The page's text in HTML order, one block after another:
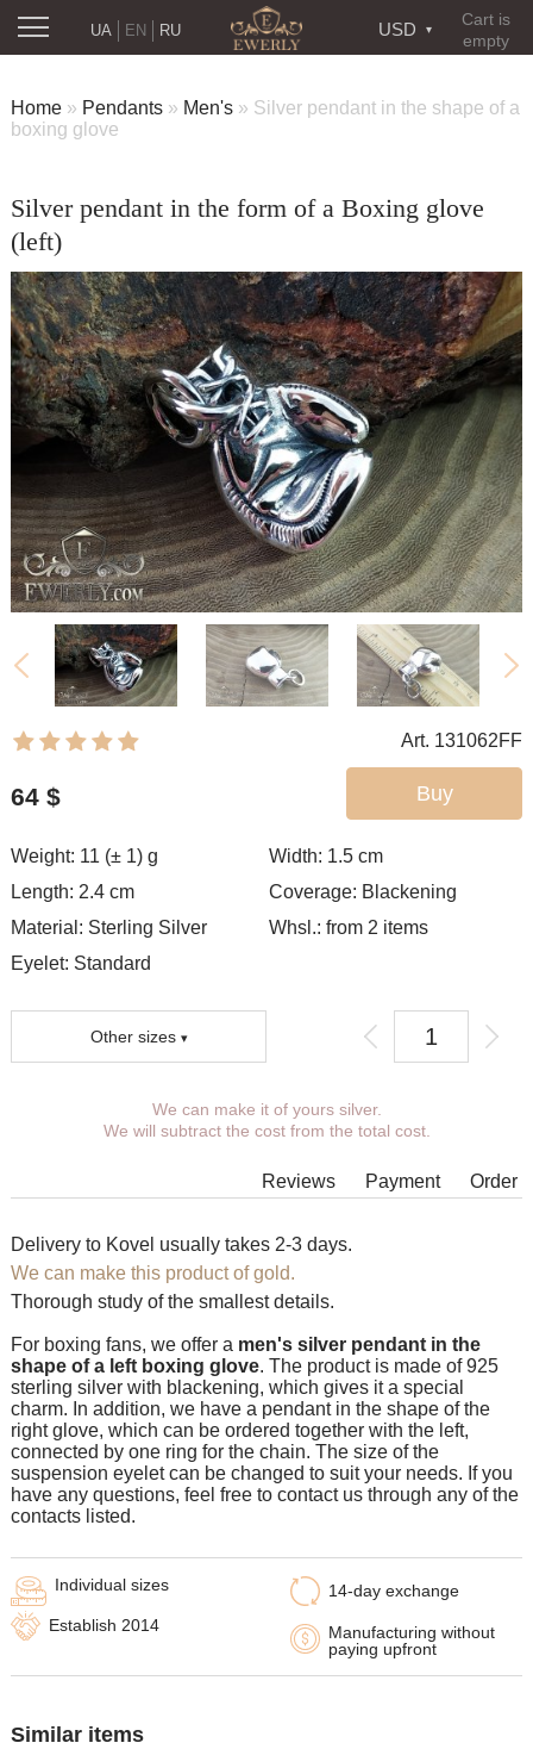
Cart is
empty
USD
RU
UA EN
Home » Pendants » Men's » Silver pendant in the shape of a
boxing glove
Silver pendant in the form of a Boxing glove
(left)
Art. 131062FF
Buy
64 $
Weight: 11 (± 1) g Width: 1.5 cm
Length: 2.4 cm
Coverage: Blackening
Material: Sterling Silver
Whsl.: from 2 items
Eyelet: Standard
Other sizes
You can choose coverage, eyelet.
Additional wishes you can specify in the comments when
In some models of suspensions it is not possible to expand the
contact You.
Any pendant can be supplemented with an eyelet of the
desired size with an adapter ring for any chain.
We can make it of yours silver.
We will subtract the cost from the total cost.
Reviews Order
Payment
Delivery to Kovel usually takes 2-3 days.
We can make this product of gold.
Thorough study of the smallest details.
For boxing fans, we offer a men's silver pendant in the
shape of a left boxing glove. The product is made of 925
sterling silver with blackening, which gives it a special
charm. In addition, we have a pendant in the shape of the
right glove, which can be ordered together with the left,
connected by one ring for the chain. The size of the
suspension eyelet can be changed to suit your needs. If you
have any questions, feel free to contact us through any of the
contacts listed.
14-day exchange
Manufacturing without
paying upfront
Individual sizes
Establish 2014
Similar items